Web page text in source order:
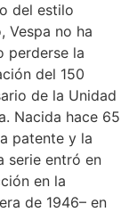
del estilo
Vespa no ha
perderse la
del 150
de la Unidad
Nacida hace 65
patente y la
serie entró en
en la
de 1946– en